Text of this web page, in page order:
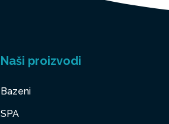
Naši proizvodi
Bazeni
SPA